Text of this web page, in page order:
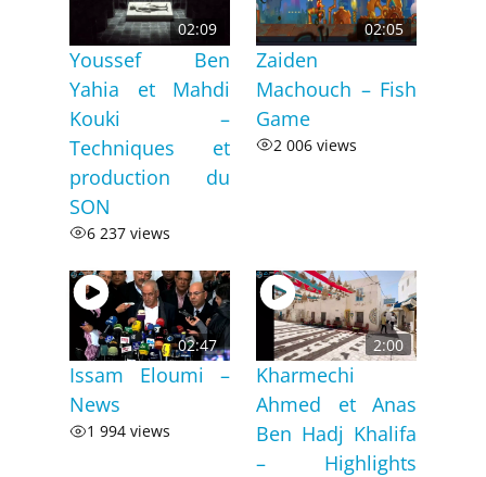
02:09
Youssef Ben
Yahia et Mahdi
Kouki –
Techniques et
production du
SON
6 237 views
02:05
Zaiden
Machouch – Fish
Game
2 006 views
02:47
Issam Eloumi –
News
1 994 views
2:00
Kharmechi
Ahmed et Anas
Ben Hadj Khalifa
– Highlights